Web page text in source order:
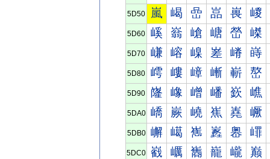
5D50 嵐 嵑 嵒 嵓 嵔 嵕
5D60 嵠 嵡 嵢 嵣 嵤 嵥
5D70 嵰 嵱 嵲 嵳 嵴 嵵
5D80 嶀 嶁 嶂 嶃 嶄 嶅
5D90 嶐 嶑 嶒 嶓 嶔 嶕
5DA0 嶠 嶡 嶢 嶣 嶤 嶥
5DB0 嶰 嶱 嶲 嶳 嶴 嶵
5DC0 巀 巁 巂 巃 巄 巅